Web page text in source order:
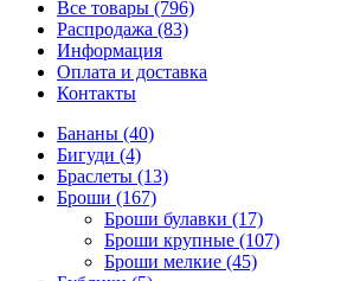
Все товары (796)
Распродажа (83)
Информация
Оплата и доставка
Контакты
Бананы (40)
Бигуди (4)
Браслеты (13)
Броши (167)
Броши булавки (17)
Броши крупные (107)
Броши мелкие (45)